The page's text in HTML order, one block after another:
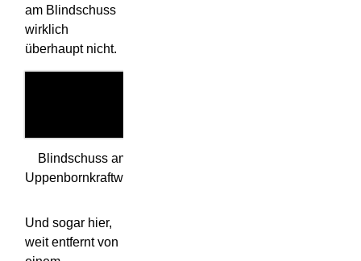
am Blindschuss
wirklich
überhaupt nicht.
Blindschuss am
Uppenbornkraftwerk
Und sogar hier,
weit entfernt von